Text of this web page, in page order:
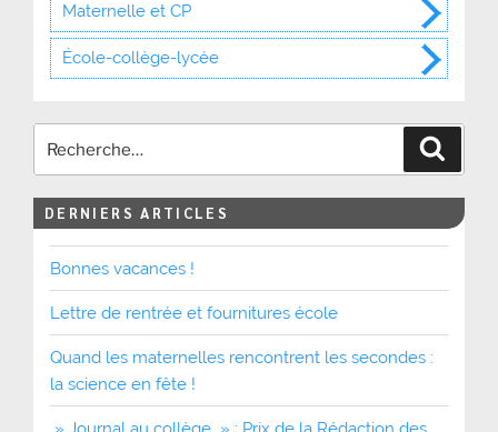
Maternelle et CP
École-collège-lycée
DERNIERS ARTICLES
Bonnes vacances !
Lettre de rentrée et fournitures école
Quand les maternelles rencontrent les secondes :
la science en fête !